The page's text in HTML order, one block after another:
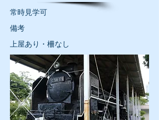
常時見学可
​備考
上屋あり・柵なし